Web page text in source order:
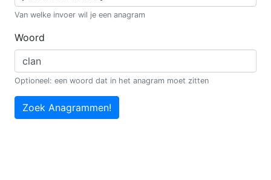
Van welke invoer wil je een anagram
Woord
Optioneel: een woord dat in het anagram moet zitten
Zoek Anagrammen!